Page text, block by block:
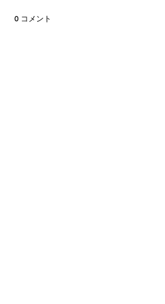
0 コメント